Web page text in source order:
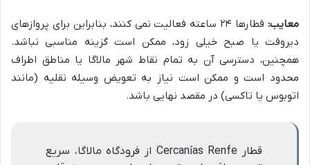
معایب:
قطارها ۲۴ ساعته فعالیت نمی کنند، بنابراین برای پروازهای
دیروقت یا صبح خیلی زود، ممکن است گزینه مناسبی نباشد.
همچنین، دسترسی آن به تمام نقاط شهر مالاگا یا مناطق اطراف
محدود است و ممکن است نیاز به تعویض وسیله نقلیه (مانند
اتوبوس یا تاکسی) در مقصد نهایی باشد.
قطار Cercanías Renfe از فرودگاه مالاگا، سریع